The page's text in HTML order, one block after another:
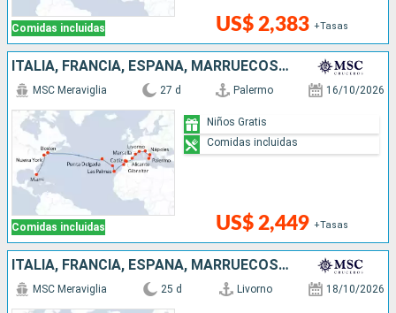
Comidas incluidas US$ 2,383 +Tasas
ITALIA, FRANCIA, ESPAÑA, MARRUECOS, PORTUGAL, ESTADOS UNIDOS
Comidas incluidas
MSC Meraviglia 27 d Palermo 16/10/2026
US$ 2,449 +Tasas
Niños Gratis
Comidas incluidas
ITALIA, FRANCIA, ESPAÑA, MARRUECOS, PORTUGAL, ESTADOS UNIDOS
MSC Meraviglia 25 d Livorno 18/10/2026